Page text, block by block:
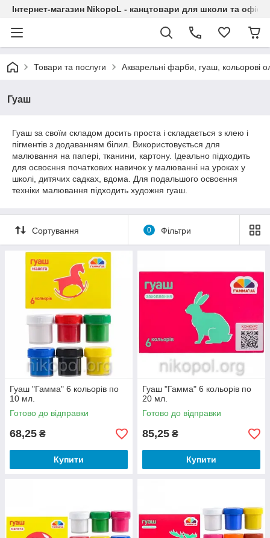
Інтернет-магазин NikopoL - канцтовари для школи та офісу
Товари та послуги Акварельні фарби, гуаш, кольорові
Гуаш
Гуаш за своїм складом досить проста і складається з клею і
пігментів з додаванням білил. Використовується для
малювання на папері, тканини, картону. Ідеально підходить
для освоєння початкових навичок у малюванні на уроках у
школі, дитячих садках, вдома. Для подальшого освоєння
техніки малювання підходить художня гуаш.
Сортування 0 Фільтри
Гуаш "Гамма" 6 кольорів по
10 мл.
Готово до відправки
68,25 ₴
Купити
Гуаш "Гамма" 6 кольорів по
20 мл.
Готово до відправки
85,25 ₴
Купити